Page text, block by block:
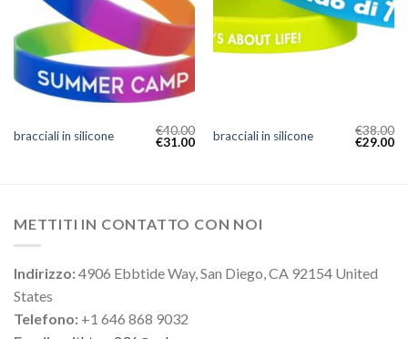
bracciali in silicone €40.00
€31.00 bracciali in silicone €38.00
€29.00
METTITI IN CONTATTO CON NOI
Indirizzo:4906 Ebbtide Way, San Diego, CA 92154 United
States
Telefono: +1 646 868 9032